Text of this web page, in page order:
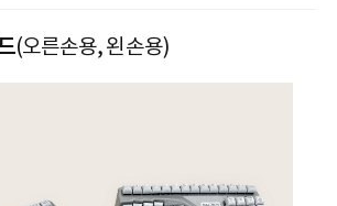
(오른손용, 왼손용)